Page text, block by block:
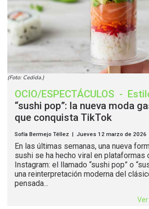
(Foto: Cedida.)
OCIO/ESPECTÁCULOS -
“sushi pop”: la nueva moda
que conquista TikTok
Sofía Bermejo Téllez | Jueves 12 marzo de 2026
En las últimas semanas, una nueva
sushi se ha hecho viral en plataformas
Instagram: el llamado “sushi pop” o
una reinterpretación moderna del
pensada...